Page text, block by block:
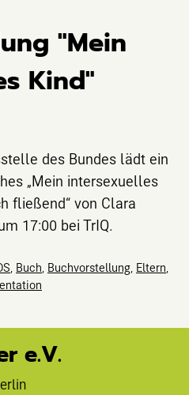
"Mein
Kind"
des Bundes lädt ein
„Mein intersexuelles
fließend“ von Clara
17:00 bei TrIQ.
, Buch, Buchvorstellung, Eltern,
e.V.